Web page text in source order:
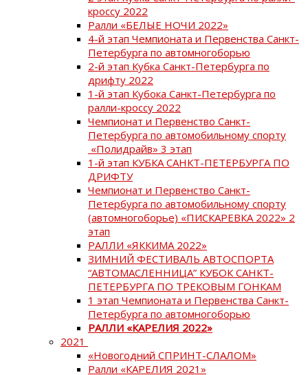
кроссу 2022
Ралли «БЕЛЫЕ НОЧИ 2022»
4-й этап Чемпионата и Первенства Санкт-
Петербурга по автомногоборью
2-й этап Кубка Санкт-Петербурга по
дрифту 2022
1-й этап Кубока Санкт-Петербурга по
ралли-кроссу 2022
Чемпионат и Первенство Санкт-
Петербурга по автомобильному спорту
«Полидрайв» 3 этап
1-й этап КУБКА САНКТ-ПЕТЕРБУРГА ПО
ДРИФТУ
Чемпионат и Первенство Санкт-
Петербурга по автомобильному спорту
(автомногоборье) «ПИСКАРЕВКА 2022» 2
этап
РАЛЛИ «ЯККИМА 2022»
ЗИМНИЙ ФЕСТИВАЛЬ АВТОСПОРТА
“АВТОМАСЛЕННИЦА” КУБОК САНКТ-
ПЕТЕРБУРГА ПО ТРЕКОВЫМ ГОНКАМ
1 этап Чемпионата и Первенства Санкт-
Петербурга по автомногоборью
РАЛЛИ «КАРЕЛИЯ 2022»
2021
«Новогодний СПРИНТ-СЛАЛОМ»
Ралли «КАРЕЛИЯ 2021»